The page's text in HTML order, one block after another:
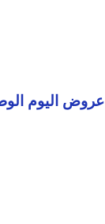
عروض اليوم